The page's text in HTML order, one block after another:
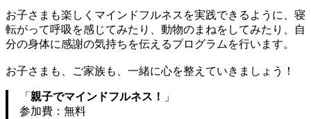
お子さまも楽しくマインドフルネスを実践できるように、寝
転がって呼吸を感じてみたり、動物のまねをしてみたり、自
分の身体に感謝の気持ちを伝えるプログラムを行います。
お子さまも、ご家族も、一緒に心を整えていきましょう！
「 親子でマインドフルネス！
」
参加費：無料